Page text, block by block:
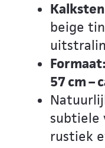
beige
57 cm –
subtiele
rustiek